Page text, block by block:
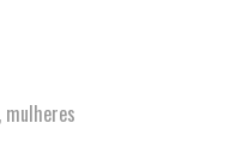
, mulheres